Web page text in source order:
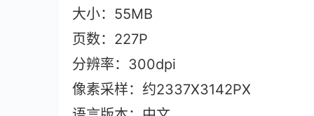
大小：55MB
页数：227P
分辨率：300dpi
像素采样：约2337X3142PX